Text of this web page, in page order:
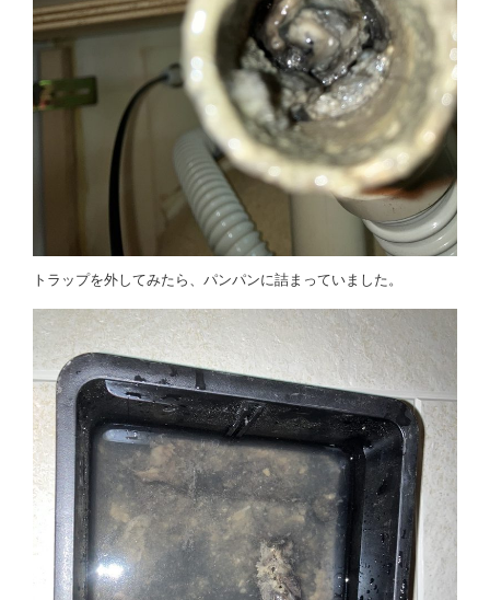
トラップを外してみたら、パンパンに詰まっていました。